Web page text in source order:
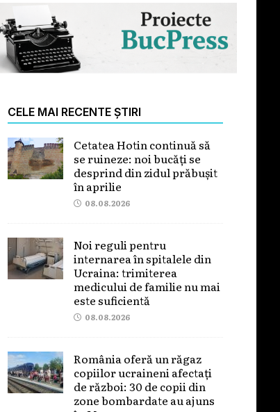
CELE MAI RECENTE ȘTIRI
Cetatea Hotin continuă să
se ruineze: noi bucăți se
desprind din zidul prăbușit
în aprilie
08.08.2026
Noi reguli pentru
internarea în spitalele din
Ucraina: trimiterea
medicului de familie nu mai
este suficientă
08.08.2026
România oferă un răgaz
copiilor ucraineni afectați
de război: 30 de copii din
zone bombardate au ajuns